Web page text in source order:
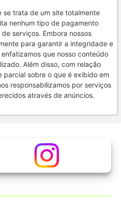
se trata de um site totalmente
nenhum tipo de pagamento
serviços. Embora nossos
para garantir a integridade e
que nosso conteúdo
Além disso, com relação
parcial sobre o que é exibido em
responsabilizamos por serviços
através de anúncios.